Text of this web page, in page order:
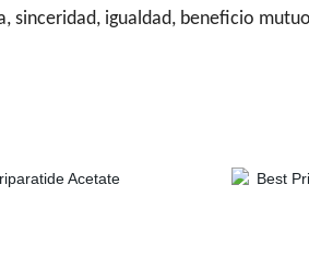
sinceridad, igualdad, beneficio